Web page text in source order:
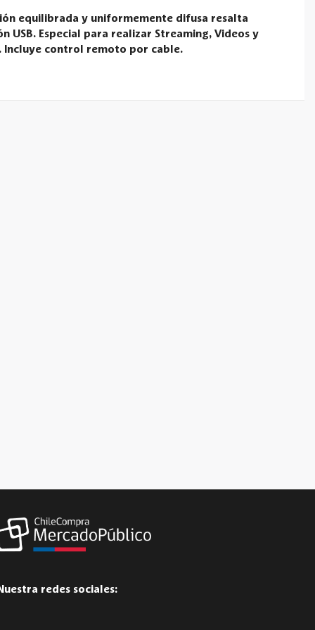
equilibrada y uniformemente difusa resalta
Especial para realizar Streaming, Videos y
Incluye control remoto por cable.
redes sociales: